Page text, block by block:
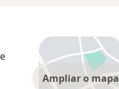
Ampliar o mapa